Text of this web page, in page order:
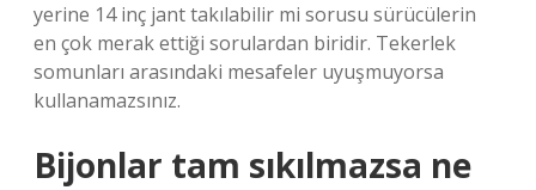
yerine 14 inç jant takılabilir mi sorusu sürücülerin
en çok merak ettiği sorulardan biridir. Tekerlek
somunları arasındaki mesafeler uyuşmuyorsa
kullanamazsınız.
Bijonlar tam sıkılmazsa ne